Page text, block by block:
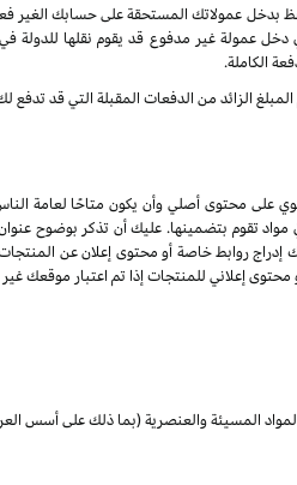
دخل عمولة غير مدفوع قد يقوم نقلها
الكاملة.
الزائد من الدفعات المقبلة التي قد تدفع
على محتوى أصلي وأن يكون متاحًا لعامة
مواد تقوم بتضمينها. عليك أن تذكر بوضوح
روابط خاصة أو محتوى إعلان عن
إعلاني للمنتجات إذا تم اعتبار موقعك
المسيئة والعنصرية (بما ذلك على أسس